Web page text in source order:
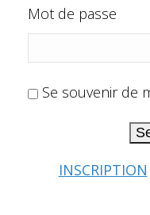
Mot de passe
Se souvenir de
INSCRIPTION